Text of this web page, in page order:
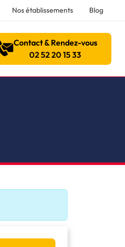
Nos établissements Blog
Contact & Rendez-vous
02 52 20 15 33